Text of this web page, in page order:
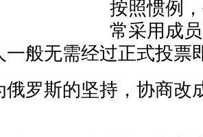
按照惯例
常采用成
一般无需经过正式投票
俄罗斯的坚持，协商改